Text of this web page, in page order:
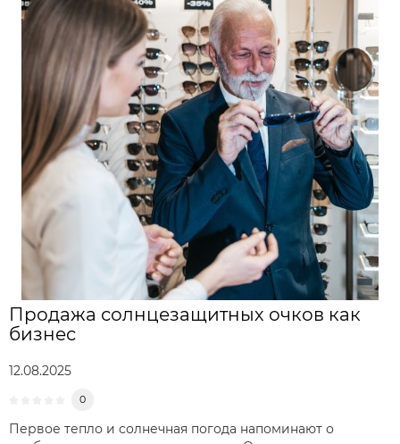
Продажа солнцезащитных очков как
бизнес
12.08.2025
0
Первое тепло и солнечная погода напоминают о